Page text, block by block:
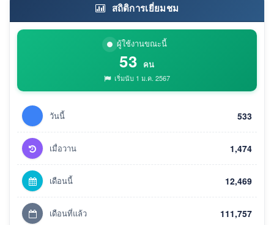
สถิติการเยี่ยมชม
ผู้ใช้งานขณะนี้
53 คน
เริ่มนับ 1 ม.ค. 2567
วันนี้ 533
เมื่อวาน 1,474
เดือนนี้ 12,469
เดือนที่แล้ว 111,757